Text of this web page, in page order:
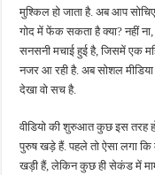
मुश्किल हो जाता है. अब आप
गोद में फेंक सकता है क्या? नहीं
सनसनी मचाई हुई है, जिसमें एक
नजर आ रही है. अब सोशल मीडिया
देखा वो सच है.
वीडियो की शुरुआत कुछ इस तरह
पुरुष खड़े हैं. पहले तो ऐसा लगा
खड़ी हैं, लेकिन कुछ ही सेकंड में